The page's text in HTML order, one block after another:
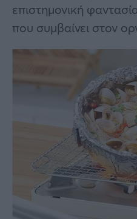
επιστημονική
που συμβαίνει στον